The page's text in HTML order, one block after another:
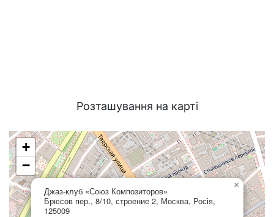
Розташування на карті
Джаз-клуб «Союз Композиторов»
Брюсов пер., 8/10, строение 2, Москва, Росія,
125009
×
+
−